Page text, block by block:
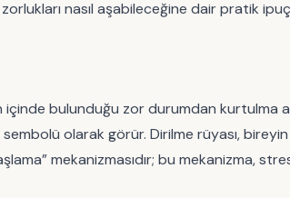
nasıl aşabileceğine dair pratik
içinde bulunduğu zor durumdan
olarak görür. Dirilme rüyası, bireyin
mekanizmasıdır; bu mekanizma,